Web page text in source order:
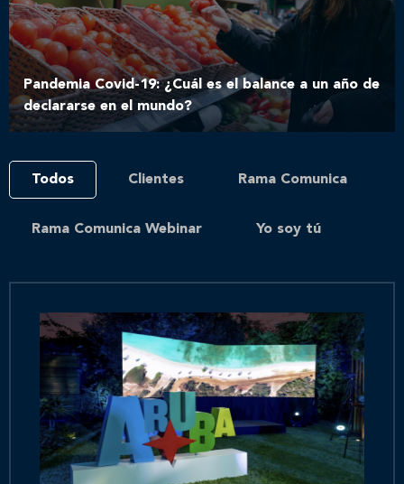
Pandemia Covid-19: ¿Cuál es el balance a un año de
declararse en el mundo?
Todos Clientes Rama Comunica
Rama Comunica Webinar Yo soy tú